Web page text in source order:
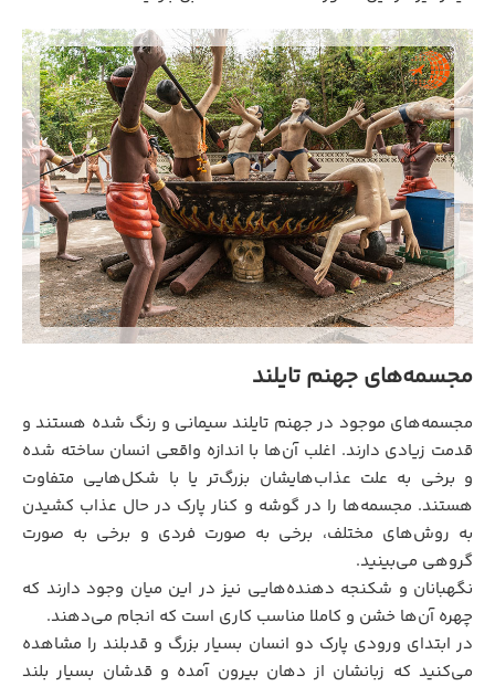
مجسمه‌های جهنم تایلند
مجسمه‌های موجود در جهنم تایلند سیمانی و رنگ شده هستند و
قدمت زیادی دارند. اغلب آن‌ها با اندازه واقعی انسان ساخته شده
و برخی به علت عذاب‌هایشان بزرگ‌تر یا با شکل‌هایی متفاوت
هستند. مجسمه‌ها را در گوشه و کنار پارک در حال عذاب کشیدن
به روش‌های مختلف، برخی به صورت فردی و برخی به صورت
گروهی می‌بینید.
نگهبانان و شکنجه دهنده‌هایی نیز در این میان وجود دارند که
چهره آن‌ها خشن و کاملا مناسب کاری است که انجام می‌دهند.
در ابتدای ورودی پارک دو انسان بسیار بزرگ و قدبلند را مشاهده
می‌کنید که زبانشان از دهان بیرون آمده و قدشان بسیار بلند